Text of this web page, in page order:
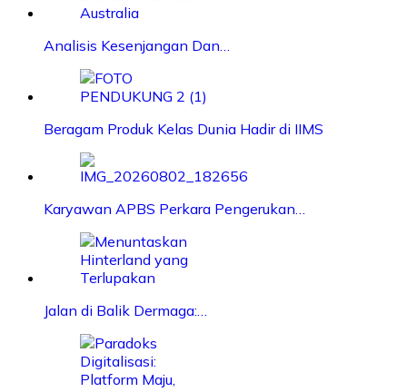
Analisis Kesenjangan Dan…
Beragam Produk Kelas Dunia Hadir di IIMS
Karyawan APBS Perkara Pengerukan…
Jalan di Balik Dermaga:…